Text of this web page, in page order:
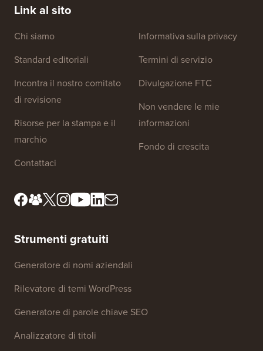
Link al sito
Chi siamo
Standard editoriali
Incontra il nostro comitato
di revisione
Risorse per la stampa e il
marchio
Contattaci
Informativa sulla privacy
Termini di servizio
Divulgazione FTC
Non vendere le mie
informazioni
Fondo di crescita
Strumenti gratuiti
Generatore di nomi aziendali
Rilevatore di temi WordPress
Generatore di parole chiave SEO
Analizzatore di titoli